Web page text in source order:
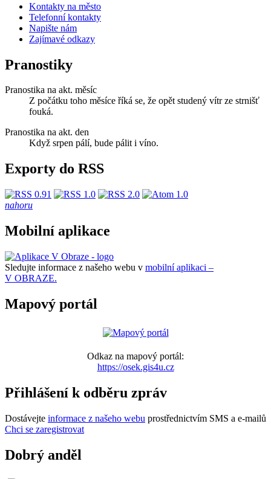
Kontakty na město
Telefonní kontakty
Napište nám
Zajímavé odkazy
Pranostiky
Pranostika na akt. měsíc
Z počátku toho měsíce říká se, že opět studený vítr ze strnišť
fouká.
Pranostika na akt. den
Když srpen pálí, bude pálit i víno.
Exporty do RSS
nahoru
Mobilní aplikace
Sledujte informace z našeho webu v mobilní aplikaci –
V OBRAZE.
Mapový portál
Odkaz na mapový portál:
https://osek.gis4u.cz
Přihlášení k odběru zpráv
Dostávejte informace z našeho webu prostřednictvím SMS a e-mailů
Chci se zaregistrovat
Dobrý anděl